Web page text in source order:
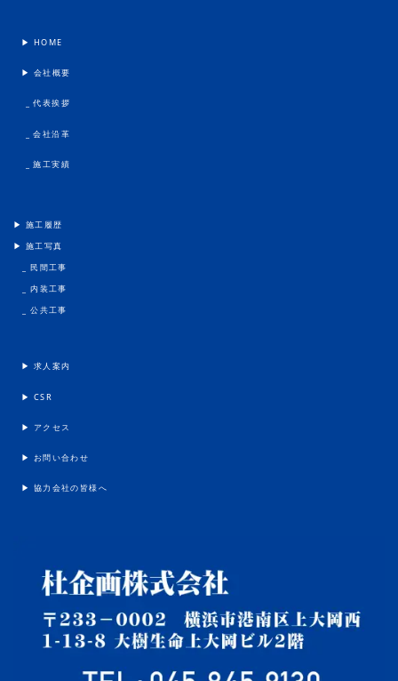
▶︎ HOME
▶︎ 会社概要
_ 代表挨拶
_ 会社沿革
_ 施工実績
▶︎ 施工履歴
▶︎ 施工写真
_ 民間工事
_ 内装工事
_ 公共工事
▶︎ 求人案内
▶︎ CSR
▶︎ アクセス
▶︎ お問い合わせ
▶︎ 協力会社の皆様へ